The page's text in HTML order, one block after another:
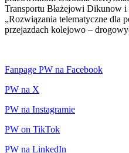
Transportu Błażejowi Dikunow
„Rozwiązania telematyczne dla
przejazdach kolejowo –
Fanpage PW na Facebook
PW na X
PW na Instagramie
PW on TikTok
PW na LinkedIn